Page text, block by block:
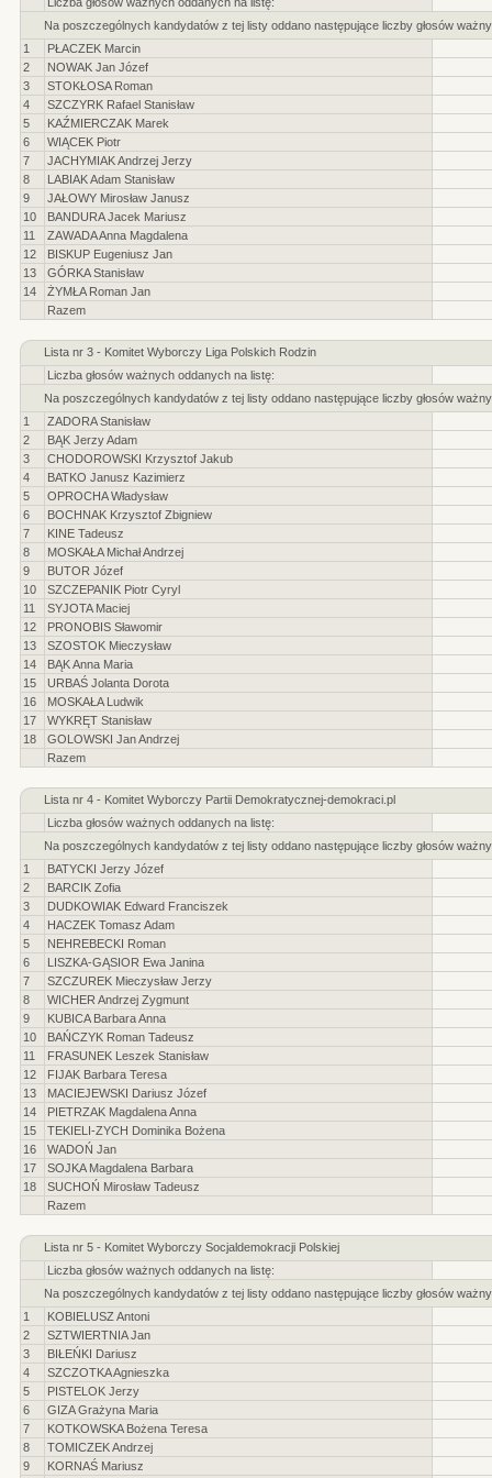
Na poszczególnych kandydatów z tej listy oddano następujące liczby głosów
1
PŁACZEK Marcin
2
NOWAK Jan Józef
3
STOKŁOSA Roman
4
SZCZYRK Rafael Stanisław
5
KAŹMIERCZAK Marek
6
WIĄCEK Piotr
7
JACHYMIAK Andrzej Jerzy
8
LABIAK Adam Stanisław
9
JAŁOWY Mirosław Janusz
10
BANDURA Jacek Mariusz
11
ZAWADA Anna Magdalena
12
BISKUP Eugeniusz Jan
13
GÓRKA Stanisław
14
ŻYMŁA Roman Jan
Razem
Lista nr 3 - Komitet Wyborczy Liga Polskich Rodzin
Liczba głosów ważnych oddanych na listę:
Na poszczególnych kandydatów z tej listy oddano następujące liczby głosów
1
ZADORA Stanisław
2
BĄK Jerzy Adam
3
CHODOROWSKI Krzysztof Jakub
4
BATKO Janusz Kazimierz
5
OPROCHA Władysław
6
BOCHNAK Krzysztof Zbigniew
7
KINE Tadeusz
8
MOSKAŁA Michał Andrzej
9
BUTOR Józef
10
SZCZEPANIK Piotr Cyryl
11
SYJOTA Maciej
12
PRONOBIS Sławomir
13
SZOSTOK Mieczysław
14
BĄK Anna Maria
15
URBAŚ Jolanta Dorota
16
MOSKAŁA Ludwik
17
WYKRĘT Stanisław
18
GOLOWSKI Jan Andrzej
Razem
Lista nr 4 - Komitet Wyborczy Partii Demokratycznej-demokraci.pl
Liczba głosów ważnych oddanych na listę:
Na poszczególnych kandydatów z tej listy oddano następujące liczby głosów
1
BATYCKI Jerzy Józef
2
BARCIK Zofia
3
DUDKOWIAK Edward Franciszek
4
HACZEK Tomasz Adam
5
NEHREBECKI Roman
6
LISZKA-GĄSIOR Ewa Janina
7
SZCZUREK Mieczysław Jerzy
8
WICHER Andrzej Zygmunt
9
KUBICA Barbara Anna
10
BAŃCZYK Roman Tadeusz
11
FRASUNEK Leszek Stanisław
12
FIJAK Barbara Teresa
13
MACIEJEWSKI Dariusz Józef
14
PIETRZAK Magdalena Anna
15
TEKIELI-ZYCH Dominika Bożena
16
WADOŃ Jan
17
SOJKA Magdalena Barbara
18
SUCHOŃ Mirosław Tadeusz
Razem
Lista nr 5 - Komitet Wyborczy Socjaldemokracji Polskiej
Liczba głosów ważnych oddanych na listę:
Na poszczególnych kandydatów z tej listy oddano następujące liczby głosów
1
KOBIELUSZ Antoni
2
SZTWIERTNIA Jan
3
BIŁEŃKI Dariusz
4
SZCZOTKA Agnieszka
5
PISTELOK Jerzy
6
GIZA Grażyna Maria
7
KOTKOWSKA Bożena Teresa
8
TOMICZEK Andrzej
9
KORNAŚ Mariusz